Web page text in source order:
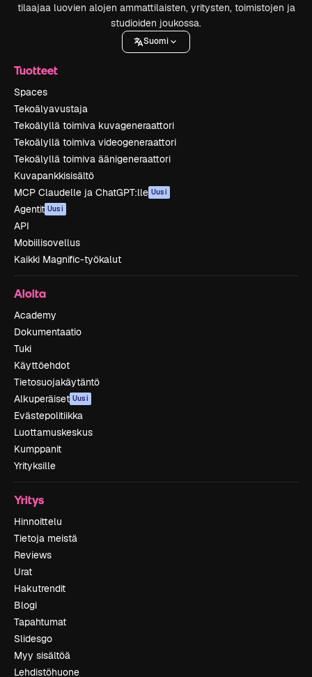
tilaajaa luovien alojen ammattilaisten, yritysten, toimistojen ja
studioiden joukossa.
Suomi
Tuotteet
Spaces
Tekoälyavustaja
Tekoälyllä toimiva kuvageneraattori
Tekoälyllä toimiva videogeneraattori
Tekoälyllä toimiva äänigeneraattori
Kuvapankkisisältö
MCP Claudelle ja ChatGPT:lle Uusi
Agentit Uusi
API
Mobiilisovellus
Kaikki Magnific-työkalut
Aloita
Academy
Dokumentaatio
Tuki
Käyttöehdot
Tietosuojakäytäntö
Alkuperäiset Uusi
Evästepolitiikka
Luottamuskeskus
Kumppanit
Yrityksille
Yritys
Hinnoittelu
Tietoja meistä
Reviews
Urat
Hakutrendit
Blogi
Tapahtumat
Slidesgo
Myy sisältöä
Lehdistöhuone